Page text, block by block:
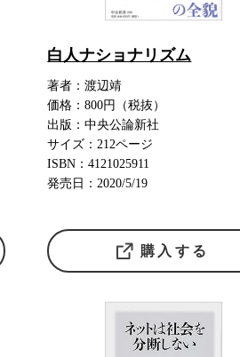
白人ナショナリズム
著者：渡辺靖
価格：800円（税抜）
出版：中央公論新社
サイズ：212ページ
ISBN：4121025911
発売日：2020/5/19
購入する